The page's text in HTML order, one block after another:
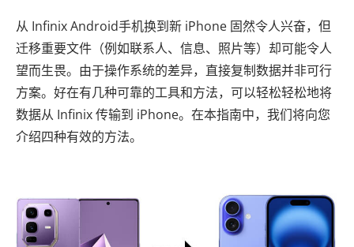
从 Infinix Android手机换到新 iPhone 固然令人兴奋，但
迁移重要文件（例如联系人、信息、照片等）却可能令人
望而生畏。由于操作系统的差异，直接复制数据并非可行
方案。好在有几种可靠的工具和方法，可以轻松轻松地将
数据从 Infinix 传输到 iPhone。在本指南中，我们将向您
介绍四种有效的方法。